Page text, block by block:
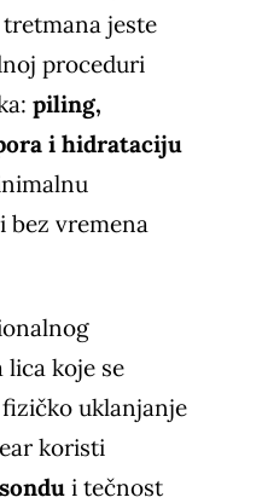
jeste
proceduri
piling,
i hidrataciju
vremena
koje se
uklanjanje
koristi
i tečnost